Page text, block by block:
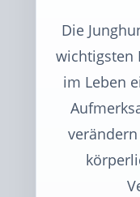
Die
wichtigsten
im Leben